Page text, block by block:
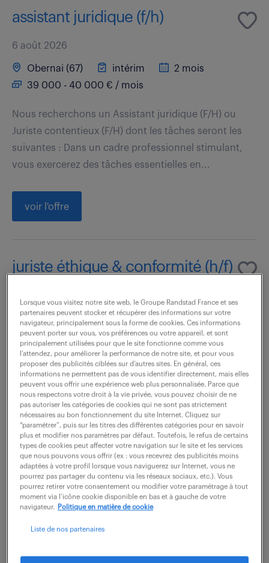
assistant juridique (f/h)
6 août 2026
Obernai (67) intérim
2 mois
39 000 - 40 000 € / mois
Nous recherchons un Assistant juridique (F/H) ou
Juriste contentieux (F/H) dont les tâches seront les
suivantes : Dans un cadre professionnel stimulant,
vous exercerez des tâches essentielles en...
voir l'offre
juriste éthique & conformité (h/f)
Courbevoie (92) intérim
9 mois
40 000 - 45 000 € / an
Rattaché(e) à la Direction Éthique & Compliance,
votre mission principale consiste à promouvoir les
bonnes pratiques et à accompagner le
développement du Groupe en sécurisant ses
activités....
voir l'offre
juriste / avocat data privacy (h/f)
Lorsque vous visitez notre site web, le Groupe Randstad France et ses
partenaires peuvent stocker et récupérer des informations sur votre
navigateur, principalement sous la forme de cookies. Ces informations
peuvent porter sur vous, vos préférences ou votre appareil, et sont
principalement utilisées pour que le site fonctionne comme vous
l’attendez, pour améliorer la performance de notre site, et pour vous
proposer des publicités ciblées sur d’autres sites. En général, ces
informations ne permettent pas de vous identifier directement, mais elles
peuvent vous offrir une expérience web plus personnalisée. Parce que
nous respectons votre droit à la vie privée, vous pouvez choisir de ne
pas autoriser les catégories de cookies qui ne sont pas strictement
nécessaires au bon fonctionnement du site Internet. Cliquez sur
“paramétrer”, puis sur les titres des différentes catégories pour en savoir
plus et modifier nos paramètres par défaut. Toutefois, le refus de certains
types de cookies peut affecter votre navigation sur le site et les services
que nous pouvons vous offrir (ex : vous recevrez des publicités moins
adaptées à votre profil lorsque vous naviguerez sur Internet, vous ne
pourrez pas partager du contenu via les réseaux sociaux, etc.). Vous
pourrez retirer votre consentement ou modifier votre paramétrage à tout
moment via l’icône cookie disponible en bas et à gauche de votre
navigateur.
Politique en matière de cookie
Liste de nos partenaires